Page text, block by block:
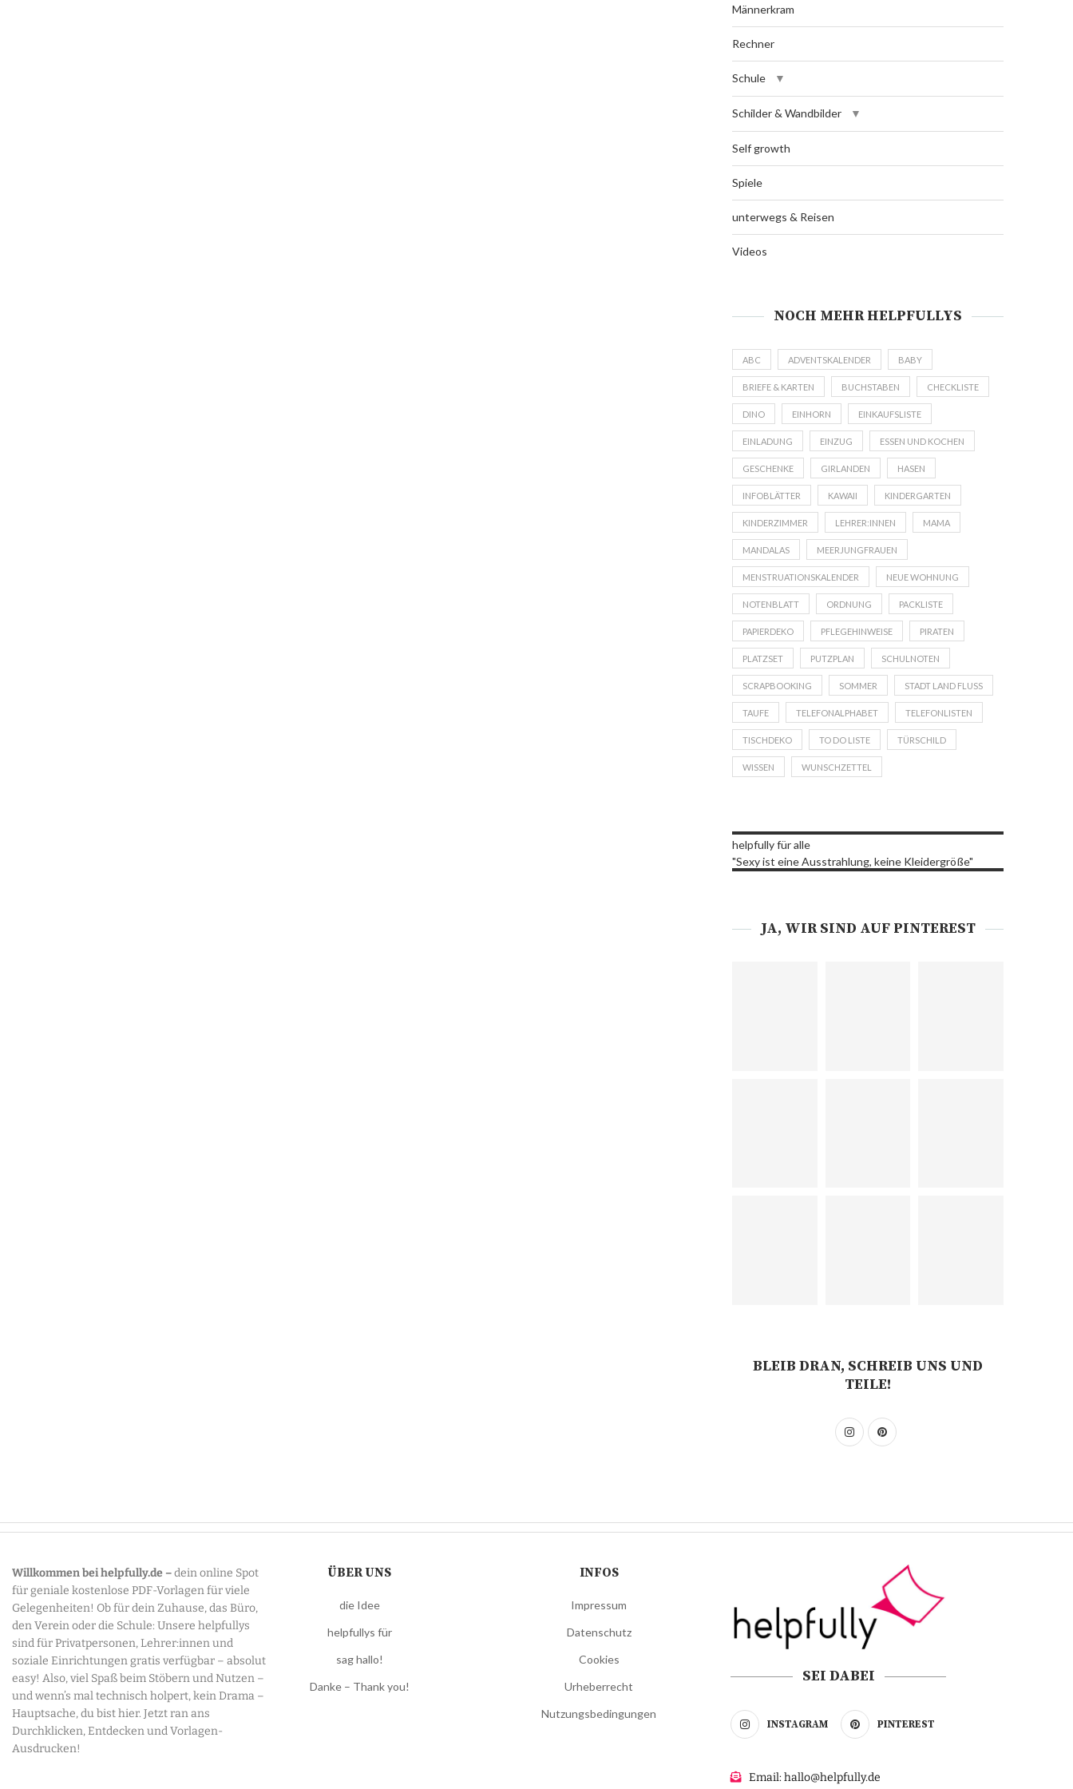
Männerkram
Rechner
Schule
Schilder & Wandbilder
Self growth
Spiele
unterwegs & Reisen
Videos
NOCH MEHR HELPFULLYS
ABC ADVENTSKALENDER BABY
BRIEFE & KARTEN BUCHSTABEN CHECKLISTE
DINO EINHORN EINKAUFSLISTE
EINLADUNG EINZUG ESSEN UND KOCHEN
GESCHENKE GIRLANDEN HASEN
INFOBLÄTTER KAWAII KINDERGARTEN
KINDERZIMMER LEHRER:INNEN MAMA
MANDALAS MEERJUNGFRAUEN
MENSTRUATIONSKALENDER NEUE WOHNUNG
NOTENBLATT ORDNUNG PACKLISTE
PAPIERDEKO PFLEGEHINWEISE PIRATEN
PLATZSET PUTZPLAN SCHULNOTEN
SCRAPBOOKING SOMMER STADT LAND FLUSS
TAUFE TELEFONALPHABET TELEFONLISTEN
TISCHDEKO TO DO LISTE TÜRSCHILD
WISSEN WUNSCHZETTEL
helpfully für alle
"Sexy ist eine Ausstrahlung, keine Kleidergröße"
JA, WIR SIND AUF PINTEREST
BLEIB DRAN, SCHREIB UNS UND
TEILE!
Willkommen bei helpfully.de –dein online Spot
für geniale kostenlose PDF-Vorlagen für viele
Gelegenheiten! Ob für dein Zuhause, das Büro,
den Verein oder die Schule: Unsere helpfullys
sind für Privatpersonen, Lehrer:innen und
soziale Einrichtungen gratis verfügbar – absolut
easy! Also, viel Spaß beim Stöbern und Nutzen –
und wenn’s mal technisch holpert, kein Drama –
Hauptsache, du bist hier. Jetzt ran ans
Durchklicken, Entdecken und Vorlagen-
Ausdrucken!
ÜBER UNS
die Idee
helpfullys für
sag hallo!
Danke – Thank you!
INFOS
Impressum
Datenschutz
Cookies
Urheberrecht
Nutzungsbedingungen
SEI DABEI
INSTAGRAM PINTEREST
Email: hallo@helpfully.de